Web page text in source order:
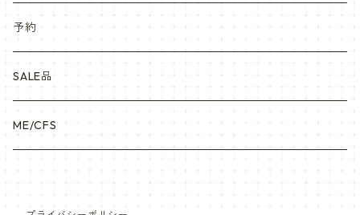
予約
SALE品
ME/CFS